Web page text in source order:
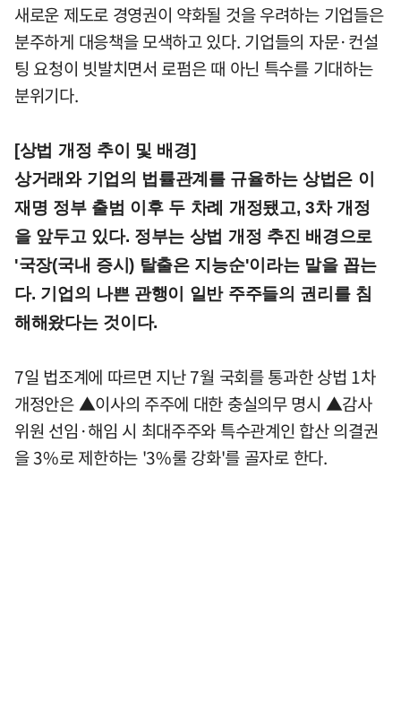
새로운 제도로 경영권이 약화될 것을 우려하는 기업들은
분주하게 대응책을 모색하고 있다. 기업들의 자문·컨설
팅 요청이 빗발치면서 로펌은 때 아닌 특수를 기대하는
분위기다.
[상법 개정 추이 및 배경]
상거래와 기업의 법률관계를 규율하는 상법은 이
재명 정부 출범 이후 두 차례 개정됐고, 3차 개정
을 앞두고 있다. 정부는 상법 개정 추진 배경으로
'국장(국내 증시) 탈출은 지능순'이라는 말을 꼽는
다. 기업의 나쁜 관행이 일반 주주들의 권리를 침
해해왔다는 것이다.
7일 법조계에 따르면 지난 7월 국회를 통과한 상법 1차
개정안은 ▲이사의 주주에 대한 충실의무 명시 ▲감사
위원 선임·해임 시 최대주주와 특수관계인 합산 의결권
을 3%로 제한하는 '3%룰 강화'를 골자로 한다.